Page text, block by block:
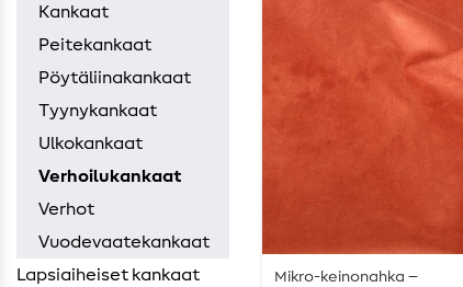
Kankaat
Peitekankaat
Pöytäliinakankaat
Tyynykankaat
Ulkokankaat
Verhoilukankaat
Verhot
Vuodevaatekankaat
Lapsiaiheiset kankaat
Mikro-keinonahka –